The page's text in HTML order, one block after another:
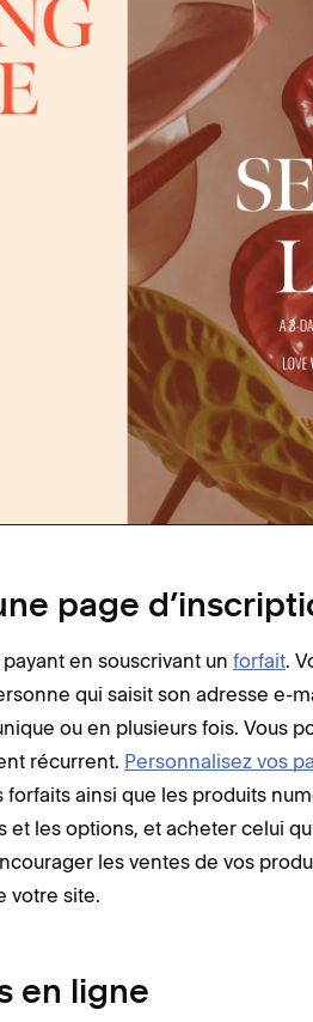
page
en souscrivant un forfait.
qui saisit son adresse e-
ou en plusieurs fois. Vous
récurrent. Personnalisez vos
ainsi que les produits
les options, et acheter celui
les ventes de vos
votre site.
en ligne